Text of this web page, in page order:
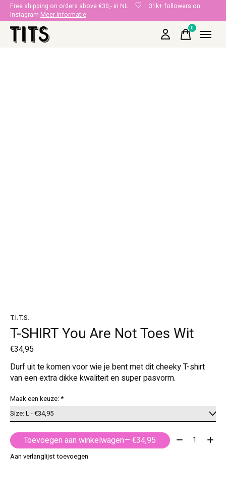
Free shipping on orders above €30,- in NL
31k+ followers on
Instagram Meer informatie
0items
T.I.T.S.
T-SHIRT You Are Not Toes Wit
€34,95
Durf uit te komen voor wie je bent met dit cheeky T-shirt
van een extra dikke kwaliteit en super pasvorm.
Maak een keuze:*
Toevoegen aan winkelwagen — €34,95 Aantal:
Aan verlanglijst toevoegen